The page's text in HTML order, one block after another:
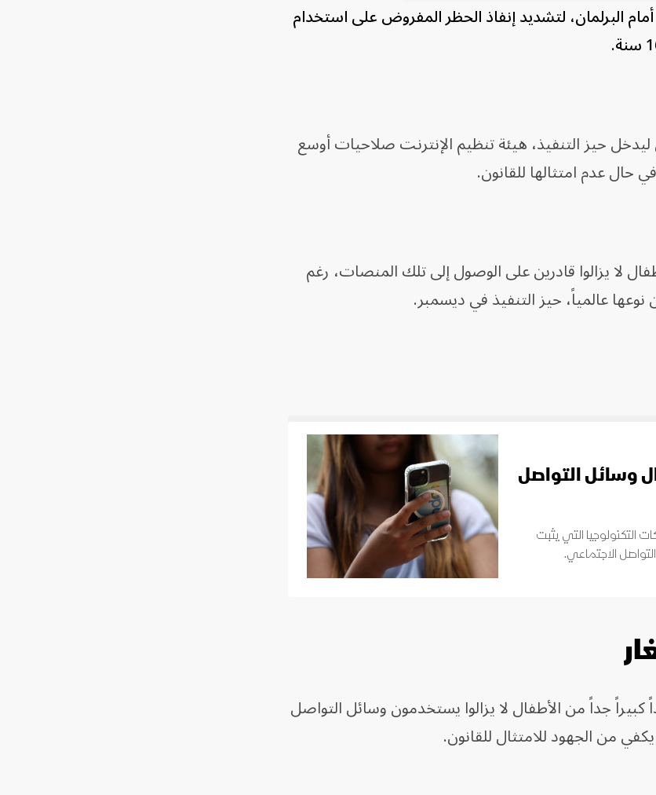
البرلمان، لتشديد إنفاذ الحظر المفروض على استخدام
حيز التنفيذ، هيئة تنظيم الإنترنت صلاحيات أوسع
حال عدم امتثالها للقانون.
لا يزالوا قادرين على الوصول إلى تلك المنصات، رغم
وسائل التواصل
التكنولوجيا التي يثبت
الاجتماعي.
جداً من الأطفال لا يزالوا يستخدمون وسائل التواصل
من الجهود للامتثال للقانون.